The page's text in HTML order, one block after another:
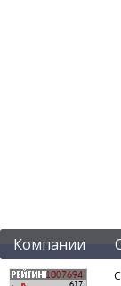
Компании